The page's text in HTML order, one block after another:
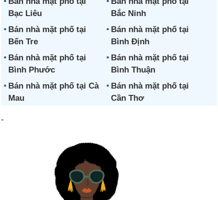
Bạc Liêu
Bắc Ninh
Bán nhà mặt phố tại
Bến Tre
Bán nhà mặt phố tại
Bình Định
Bán nhà mặt phố tại
Bình Phước
Bán nhà mặt phố tại
Bình Thuận
Bán nhà mặt phố tại Cà
Mau
Bán nhà mặt phố tại
Cần Thơ